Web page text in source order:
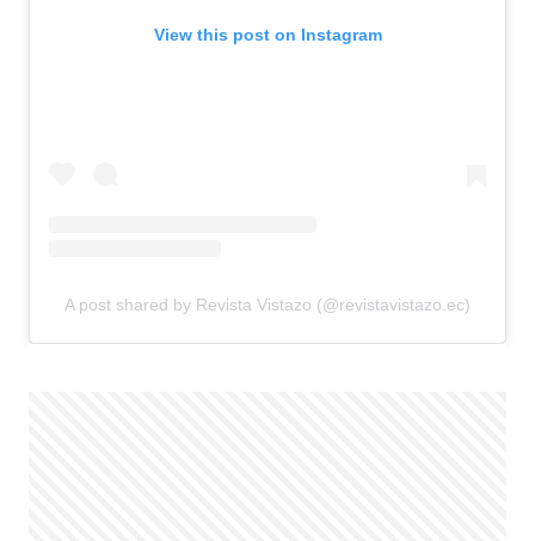
View this post on Instagram
A post shared by Revista Vistazo (@revistavistazo.ec)